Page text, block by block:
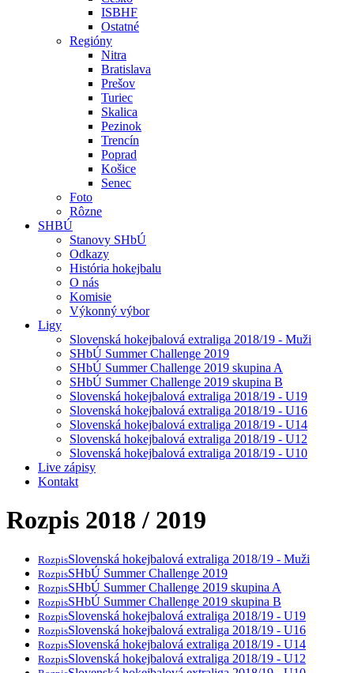
ISBHF
Ostatné
Regióny
Nitra
Bratislava
Prešov
Turiec
Skalica
Pezinok
Trencín
Poprad
Košice
Senec
Foto
Rôzne
SHBÚ
Stanovy SHbÚ
Odkazy
História hokejbalu
O nás
Komisie
Výkonný výbor
Ligy
Slovenská hokejbalová extraliga 2018/19 - Muži
SHbÚ Summer Challenge 2019
SHbÚ Summer Challenge 2019 skupina A
SHbÚ Summer Challenge 2019 skupina B
Slovenská hokejbalová extraliga 2018/19 - U19
Slovenská hokejbalová extraliga 2018/19 - U16
Slovenská hokejbalová extraliga 2018/19 - U14
Slovenská hokejbalová extraliga 2018/19 - U12
Slovenská hokejbalová extraliga 2018/19 - U10
Live zápisy
Kontakt
Rozpis 2018 / 2019
RozpisSlovenská hokejbalová extraliga 2018/19 - Muži
RozpisSHbÚ Summer Challenge 2019
RozpisSHbÚ Summer Challenge 2019 skupina A
RozpisSHbÚ Summer Challenge 2019 skupina B
RozpisSlovenská hokejbalová extraliga 2018/19 - U19
RozpisSlovenská hokejbalová extraliga 2018/19 - U16
RozpisSlovenská hokejbalová extraliga 2018/19 - U14
RozpisSlovenská hokejbalová extraliga 2018/19 - U12